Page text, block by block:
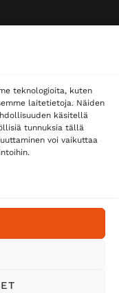
teknologioita, kuten
laitetietoja. Näiden
käsitellä
tunnuksia tällä
voi vaikuttaa